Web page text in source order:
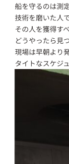
船を守るのは測
技術を磨いた人で
その人を獲得す
どうやったら見
現場は早朝より
タイトなスケジ